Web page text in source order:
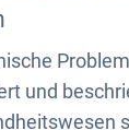
und